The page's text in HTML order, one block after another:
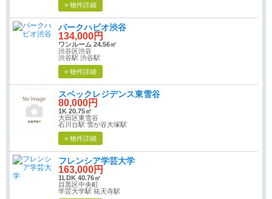
» 物件詳細
パークハビオ渋谷
134,000円
ワンルーム 24.56㎡
渋谷区渋谷
渋谷駅 渋谷駅
» 物件詳細
スペックレジデンス東雪谷
80,000円
1K 20.75㎡
大田区東雪谷
石川台駅 雪が谷大塚駅
» 物件詳細
フレンシア学芸大学
163,000円
1LDK 40.76㎡
目黒区中央町
学芸大学駅 祐天寺駅